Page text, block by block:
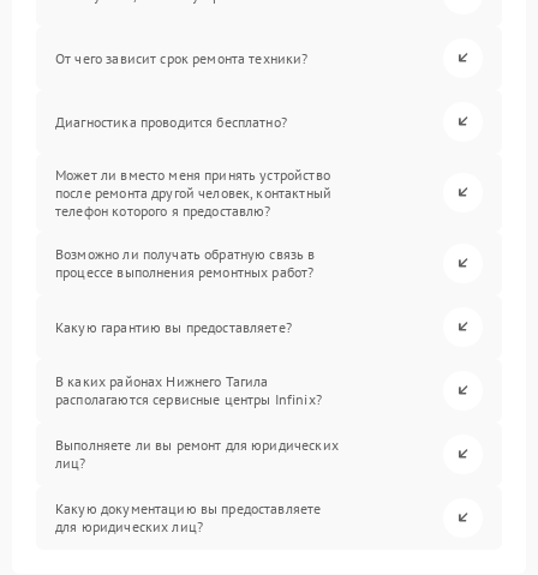
От чего зависит срок ремонта техники?
Диагностика проводится бесплатно?
Может ли вместо меня принять устройство
после ремонта другой человек, контактный
телефон которого я предоставлю?
Возможно ли получать обратную связь в
процессе выполнения ремонтных работ?
Какую гарантию вы предоставляете?
В каких районах Нижнего Тагила
располагаются сервисные центры Infinix?
Выполняете ли вы ремонт для юридических
лиц?
Какую документацию вы предоставляете
для юридических лиц?